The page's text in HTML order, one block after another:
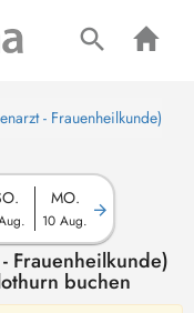
- Frauenheilkunde)
MO.
10 Aug.
Frauenheilkunde)
buchen